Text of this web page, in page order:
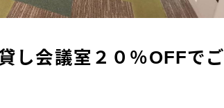
し会議室２０％OFFでご